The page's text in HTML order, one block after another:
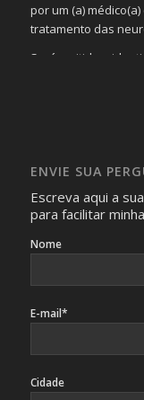
por um (a)
tratamento das
Será omitida a
identificação da
ENVIE SUA
Escreva aqui a
para facilitar
Nome
E-mail*
Cidade